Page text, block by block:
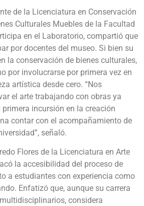
de la Licenciatura en Conservación
Culturales Muebles de la Facultad
en el Laboratorio, compartió que
por docentes del museo. Si bien su
la conservación de bienes culturales,
por involucrarse por primera vez en
artística desde cero. “Nos
el arte trabajando con obras ya
incursión en la creación
contar con el acompañamiento de
señaló.
Flores de la Licenciatura en Arte
la accesibilidad del proceso de
a estudiantes con experiencia como
Enfatizó que, aunque su carrera
considera